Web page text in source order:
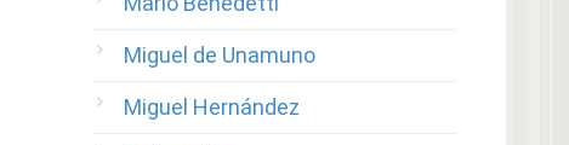
Miguel de Unamuno
Miguel Hernández